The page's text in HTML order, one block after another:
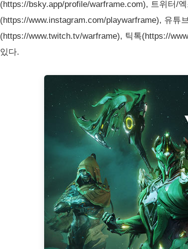
(https://bsky.app/profile/warframe.com), 트위터/
(https://www.instagram.com/playwarframe), 유튜
(https://www.twitch.tv/warframe), 틱톡(https://
있다.